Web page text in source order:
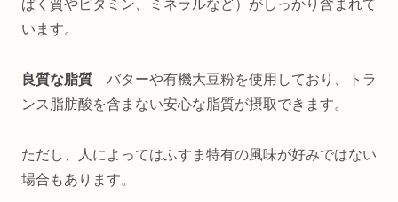
ぱく質やビタミン、ミネラルなど）がしっかり含まれて
います。
良質な脂質 バターや有機大豆粉を使用しており、トラ
ンス脂肪酸を含まない安心な脂質が摂取できます。
ただし、人によってはふすま特有の風味が好みではない
場合もあります。